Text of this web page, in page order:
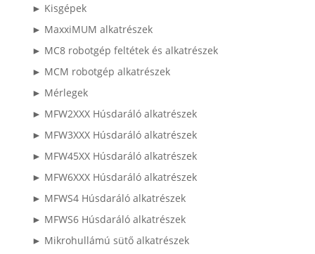
► Kisgépek
► MaxxiMUM alkatrészek
► MC8 robotgép feltétek és alkatrészek
► MCM robotgép alkatrészek
► Mérlegek
► MFW2XXX Húsdaráló alkatrészek
► MFW3XXX Húsdaráló alkatrészek
► MFW45XX Húsdaráló alkatrészek
► MFW6XXX Húsdaráló alkatrészek
► MFWS4 Húsdaráló alkatrészek
► MFWS6 Húsdaráló alkatrészek
► Mikrohullámú sütő alkatrészek